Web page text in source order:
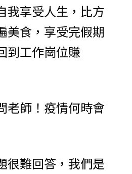
我享受人生，比方
美食，享受完假期
到工作崗位賺
老師！疫情何時會
很難回答，我們是